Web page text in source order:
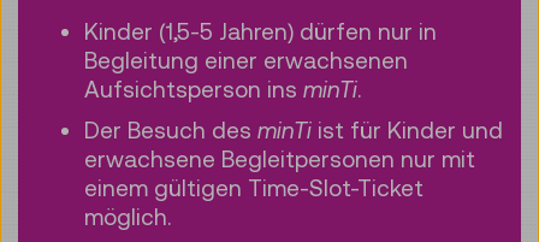
Kinder (1,5-5 Jahren) dürfen nur in
Begleitung einer erwachsenen
Aufsichtsperson ins minTi.
Der Besuch des minTi ist für Kinder und
erwachsene Begleitpersonen nur mit
einem gültigen Time-Slot-Ticket
möglich.